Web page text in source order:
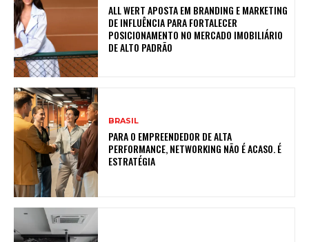
ALL WERT APOSTA EM BRANDING E MARKETING
DE INFLUÊNCIA PARA FORTALECER
POSICIONAMENTO NO MERCADO IMOBILIÁRIO
DE ALTO PADRÃO
BRASIL
PARA O EMPREENDEDOR DE ALTA
PERFORMANCE, NETWORKING NÃO É ACASO. É
ESTRATÉGIA